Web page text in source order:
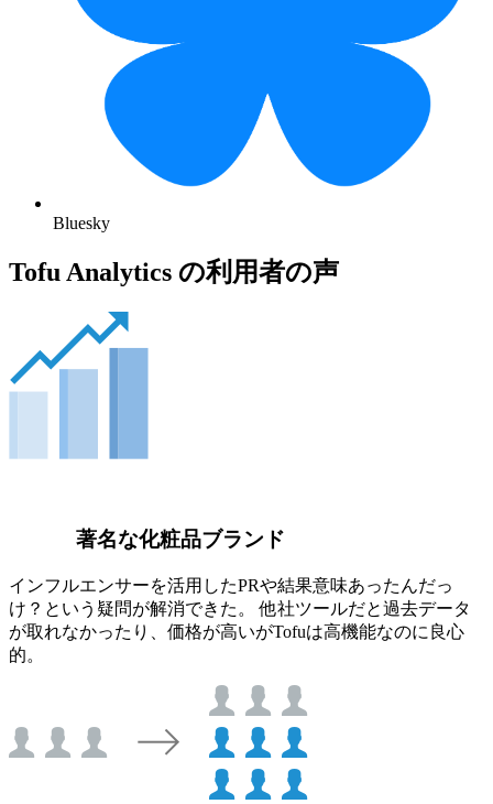
Bluesky
Tofu Analytics の利用者の声
著名な化粧品ブランド
インフルエンサーを活用したPRや結果意味あったんだっ
け？という疑問が解消できた。 他社ツールだと過去データ
が取れなかったり、価格が高いがTofuは高機能なのに良心
的。